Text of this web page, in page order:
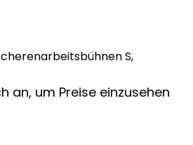
S,
an, um Preise einzusehen